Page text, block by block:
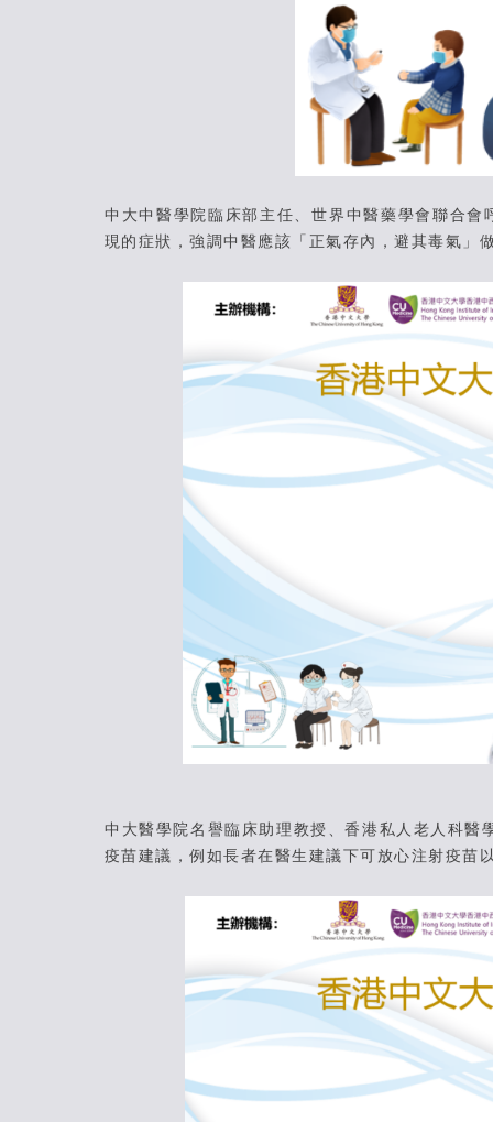
中大中醫學院臨床部主任、世界中醫藥學會聯合會
現的症狀，強調中醫應該「正氣存內，避其毒氣」
中大醫學院名譽臨床助理教授、香港私人老人科醫
疫苗建議，例如長者在醫生建議下可放心注射疫苗